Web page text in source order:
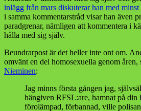
inlägg från mars diskuterar han med minst
i samma kommentarstråd visar han även
paradgrenar, nämligen att kommentera i
hålla med sig själv.
Beundrarpost är det heller inte ont om.
omvänt en del homosexuella genom åren,
Nieminen:
Jag minns första gången jag,
hängiven RFSL:are, hamnat på din
förolämpad, förbannad, ville